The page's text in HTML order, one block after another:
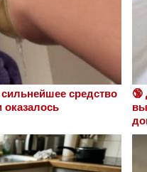
средство
🔞